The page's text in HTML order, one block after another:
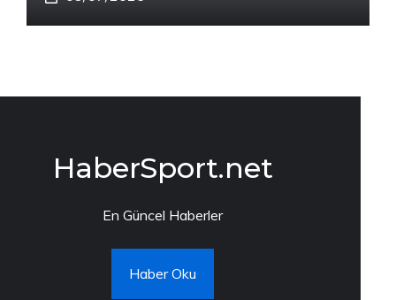
HaberSport.net
En Güncel Haberler
Haber Oku